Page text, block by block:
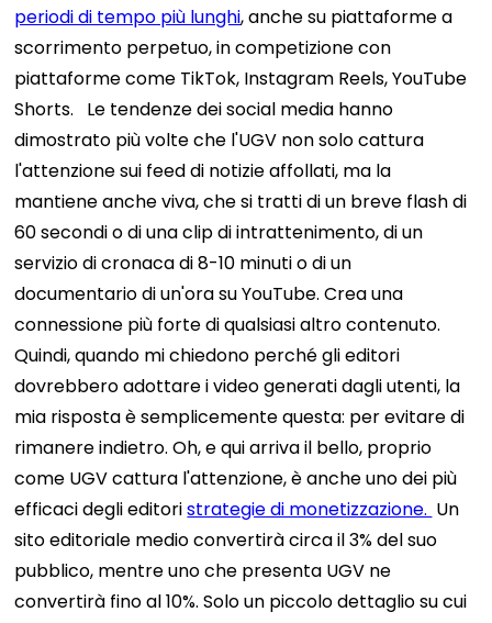
periodi di tempo più lunghi, anche su piattaforme a
scorrimento perpetuo, in competizione con
piattaforme come TikTok, Instagram Reels, YouTube
Shorts.
Le tendenze dei social media hanno
dimostrato più volte che l'UGV non solo cattura
l'attenzione sui feed di notizie affollati, ma la
mantiene anche viva, che si tratti di un breve flash di
60 secondi o di una clip di intrattenimento, di un
servizio di cronaca di 8-10 minuti o di un
documentario di un'ora su YouTube. Crea una
connessione più forte di qualsiasi altro contenuto.
Quindi, quando mi chiedono perché gli editori
dovrebbero adottare i video generati dagli utenti, la
mia risposta è semplicemente questa: per evitare di
rimanere indietro. Oh, e qui arriva il bello, proprio
come UGV cattura l'attenzione, è anche uno dei più
efficaci degli editoristrategie di monetizzazione. Un
sito editoriale medio convertirà circa il 3% del suo
pubblico, mentre uno che presenta UGV ne
convertirà fino al 10%. Solo un piccolo dettaglio su cui